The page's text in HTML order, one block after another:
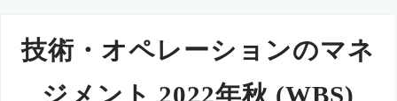
技術・オペレーションのマネ
ジメント 2022年秋 (WBS)